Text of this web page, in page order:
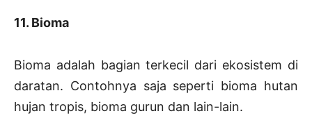
11. Bioma
Bioma adalah bagian terkecil dari ekosistem di
daratan. Contohnya saja seperti bioma hutan
hujan tropis, bioma gurun dan lain-lain.